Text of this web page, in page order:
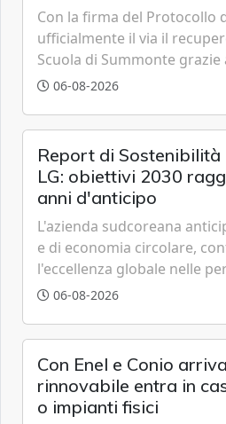
Con la firma del Protocollo
ufficialmente il via il
Scuola di Summonte
partenariato pubblico-
06-08-2026
Report di
LG: obiettivi 2030
anni d'anticipo
L'azienda sudcoreana
e di economia circolare,
l'eccellenza globale nelle
grazie a innovazione,
06-08-2026
Con Enel e Conio
rinnovabile entra in
o impianti fisici